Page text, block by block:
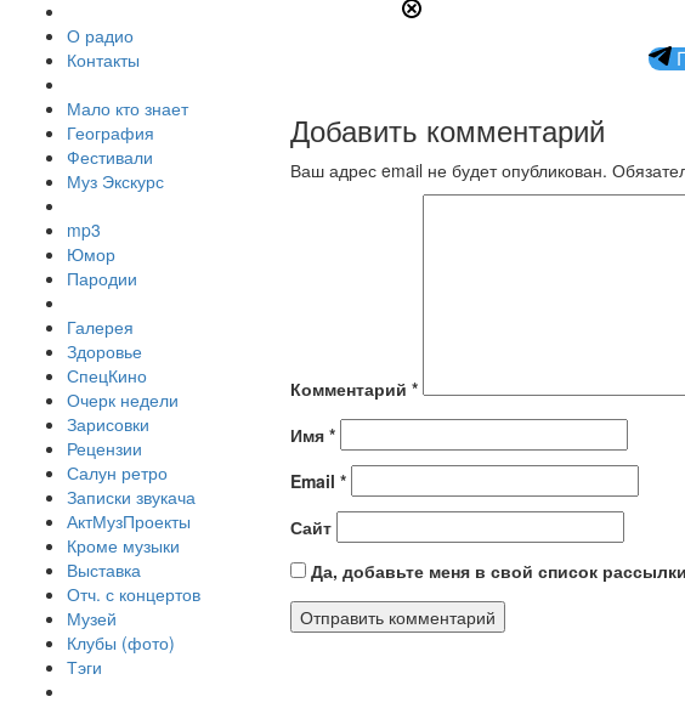
О радио
Контакты
Мало кто знает
География
Фестивали
Муз Экскурс
mp3
Юмор
Пародии
Галерея
Здоровье
СпецКино
Очерк недели
Зарисовки
Рецензии
Салун ретро
Записки звукача
АктМузПроекты
Кроме музыки
Выставка
Отч. с концертов
Музей
Клубы (фото)
Тэги
Добавить комментарий
Ваш адрес email не будет опубликован.
Комментарий *
Имя *
Email *
Сайт
Да, добавьте меня в свой список рассылки